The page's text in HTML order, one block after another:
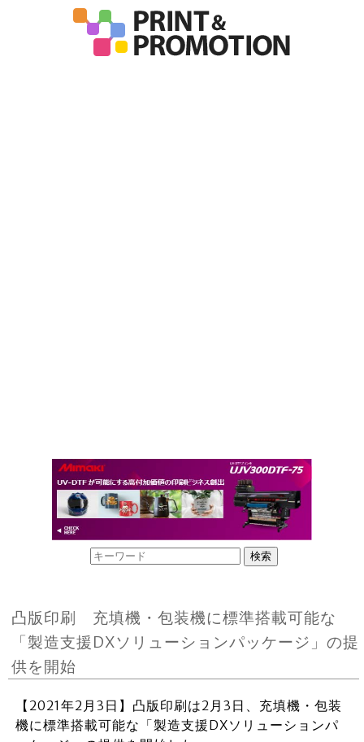
凸版印刷 充填機・包装機に標準搭載可能な
「製造支援DXソリューションパッケージ」の提
供を開始
【2021年2月3日】凸版印刷は2月3日、充填機・包装
機に標準搭載可能な「製造支援DXソリューションパ